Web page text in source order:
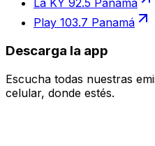
La KY 92.5 Panamá
Play 103.7 Panamá
Descarga la app
Escucha todas nuestras
celular, donde estés.